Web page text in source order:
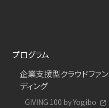
プログラム
企業支援型クラウドファン
ディング
GIVING 100 by Yogibo